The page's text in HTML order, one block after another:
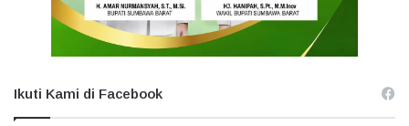
Ikuti Kami di Facebook